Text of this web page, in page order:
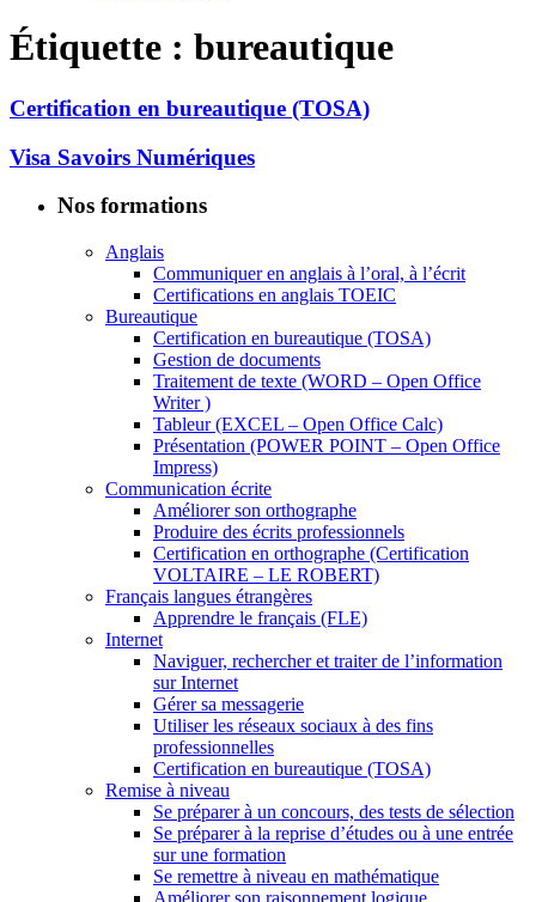
Étiquette : bureautique
Certification en bureautique (TOSA)
Visa Savoirs Numériques
Nos formations
Anglais
Communiquer en anglais à l’oral, à l’écrit
Certifications en anglais TOEIC
Bureautique
Certification en bureautique (TOSA)
Gestion de documents
Traitement de texte (WORD – Open Office
Writer )
Tableur (EXCEL – Open Office Calc)
Présentation (POWER POINT – Open Office
Impress)
Communication écrite
Améliorer son orthographe
Produire des écrits professionnels
Certification en orthographe (Certification
VOLTAIRE – LE ROBERT)
Français langues étrangères
Apprendre le français (FLE)
Internet
Naviguer, rechercher et traiter de l’information
sur Internet
Gérer sa messagerie
Utiliser les réseaux sociaux à des fins
professionnelles
Certification en bureautique (TOSA)
Remise à niveau
Se préparer à un concours, des tests de sélection
Se préparer à la reprise d’études ou à une entrée
sur une formation
Se remettre à niveau en mathématique
Améliorer son raisonnement logique